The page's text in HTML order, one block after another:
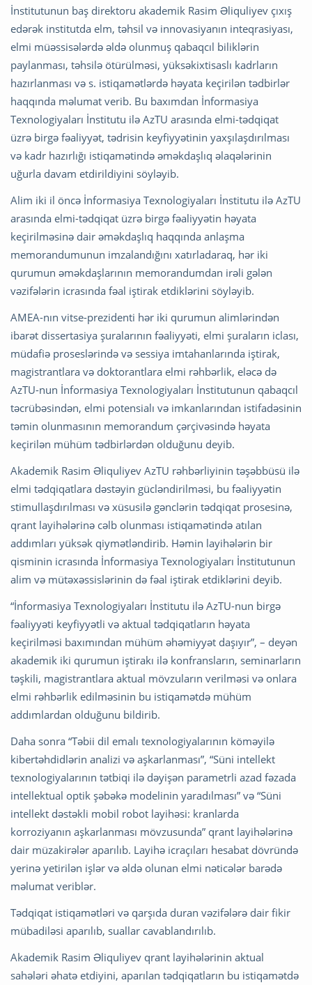
İnstitutunun baş direktoru akademik Rasim Əliquliyev çıxış
edərək institutda elm, təhsil və innovasiyanın inteqrasiyası,
elmi müəssisələrdə əldə olunmuş qabaqcıl biliklərin
paylanması, təhsilə ötürülməsi, yüksəkixtisaslı kadrların
hazırlanması və s. istiqamətlərdə həyata keçirilən tədbirlər
haqqında məlumat verib. Bu baxımdan İnformasiya
Texnologiyaları İnstitutu ilə AzTU arasında elmi-tədqiqat
üzrə birgə fəaliyyət, tədrisin keyfiyyətinin yaxşılaşdırılması
və kadr hazırlığı istiqamətində əməkdaşlıq əlaqələrinin
uğurla davam etdirildiyini söyləyib.
Alim iki il öncə İnformasiya Texnologiyaları İnstitutu ilə AzTU
arasında elmi-tədqiqat üzrə birgə fəaliyyətin həyata
keçirilməsinə dair əməkdaşlıq haqqında anlaşma
memorandumunun imzalandığını xatırladaraq, hər iki
qurumun əməkdaşlarının memorandumdan irəli gələn
vəzifələrin icrasında fəal iştirak etdiklərini söyləyib.
AMEA-nın vitse-prezidenti hər iki qurumun alimlərindən
ibarət dissertasiya şuralarının fəaliyyəti, elmi şuraların iclası,
müdafiə proseslərində və sessiya imtahanlarında iştirak,
magistrantlara və doktorantlara elmi rəhbərlik, eləcə də
AzTU-nun İnformasiya Texnologiyaları İnstitutunun qabaqcıl
təcrübəsindən, elmi potensialı və imkanlarından istifadəsinin
təmin olunmasının memorandum çərçivəsində həyata
keçirilən mühüm tədbirlərdən olduğunu deyib.
Akademik Rasim Əliquliyev AzTU rəhbərliyinin təşəbbüsü ilə
elmi tədqiqatlara dəstəyin gücləndirilməsi, bu fəaliyyətin
stimullaşdırılması və xüsusilə gənclərin tədqiqat prosesinə,
qrant layihələrinə cəlb olunması istiqamətində atılan
addımları yüksək qiymətləndirib. Həmin layihələrin bir
qisminin icrasında İnformasiya Texnologiyaları İnstitutunun
alim və mütəxəssislərinin də fəal iştirak etdiklərini deyib.
“İnformasiya Texnologiyaları İnstitutu ilə AzTU-nun birgə
fəaliyyəti keyfiyyətli və aktual tədqiqatların həyata
keçirilməsi baxımından mühüm əhəmiyyət daşıyır”, – deyən
akademik iki qurumun iştirakı ilə konfransların, seminarların
təşkili, magistrantlara aktual mövzuların verilməsi və onlara
elmi rəhbərlik edilməsinin bu istiqamətdə mühüm
addımlardan olduğunu bildirib.
Daha sonra “Təbii dil emalı texnologiyalarının köməyilə
kibertəhdidlərin analizi və aşkarlanması”, “Süni intellekt
texnologiyalarının tətbiqi ilə dəyişən parametrli azad fəzada
intellektual optik şəbəkə modelinin yaradılması” və “Süni
intellekt dəstəkli mobil robot layihəsi: kranlarda
korroziyanın aşkarlanması mövzusunda” qrant layihələrinə
dair müzakirələr aparılıb. Layihə icraçıları hesabat dövründə
yerinə yetirilən işlər və əldə olunan elmi nəticələr barədə
məlumat veriblər.
Tədqiqat istiqamətləri və qarşıda duran vəzifələrə dair fikir
mübadiləsi aparılıb, suallar cavablandırılıb.
Akademik Rasim Əliquliyev qrant layihələrinin aktual
sahələri əhatə etdiyini, aparılan tədqiqatların bu istiqamətdə